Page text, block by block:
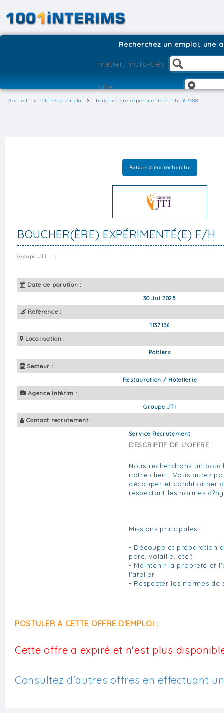
Recherchez un emploi, une
Accueil offres-d-emploi boucher-ere-experimente-e-f-h-367688
Retour à ma recherche
BOUCHER(ÈRE) EXPÉRIMENTÉ(E) F/H
Groupe JTI |
Date de parution :
30 Jui 2025
Référence :
1137136
Localisation :
Poitiers
Secteur :
Restauration / Hôtellerie
Agence intérim :
Groupe JTI
Contact recrutement :
Service Recrutement
DESCRIPTIF DE L'OFFRE :
Nous recherchons un
notre client. Vous aurez
découper et conditionner
respectant les normes
Missions principales :
- Découpe et préparation
porc, volaille, etc.)
- Maintenir la propreté et
l'atelier
- Respecter les normes de
POSTULER À CETTE OFFRE D'EMPLOI :
Cette offre a expiré et n'est plus
Consultez d'autres offres en effectuant